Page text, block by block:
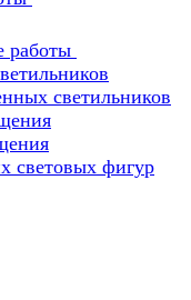
работы
светильников
световых фигур